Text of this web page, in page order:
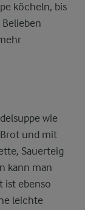
köcheln, bis
wie
und mit
Sauerteig
kann man
ist ebenso
leichte